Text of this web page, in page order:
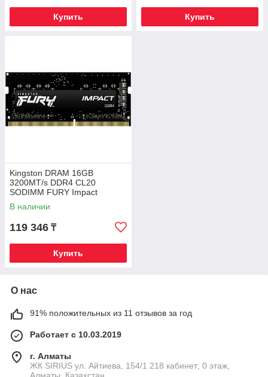
Купить Купить
Kingston DRAM 16GB
3200MT/s DDR4 CL20
SODIMM FURY Impact
В наличии
119 346 ₸
Купить
О нас
91% положительных из 11 отзывов за год
Работает с 10.03.2019
г. Алматы
​ЖК SIRIUS​ ул. Айтиева, 154/1​ 218 кабинет; 0 этаж,